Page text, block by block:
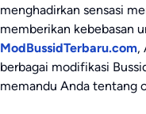
menghadirkan sensasi
memberikan kebebasan
ModBussidTerbaru.com,
berbagai modifikasi
memandu Anda tentang